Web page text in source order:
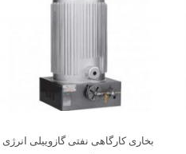
بخاری کارگاهی نفتی گازوییلی انرژی